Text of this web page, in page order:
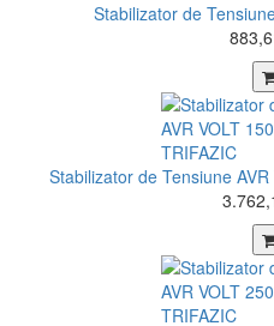
Stabilizator de
Stabilizator de Tensiune